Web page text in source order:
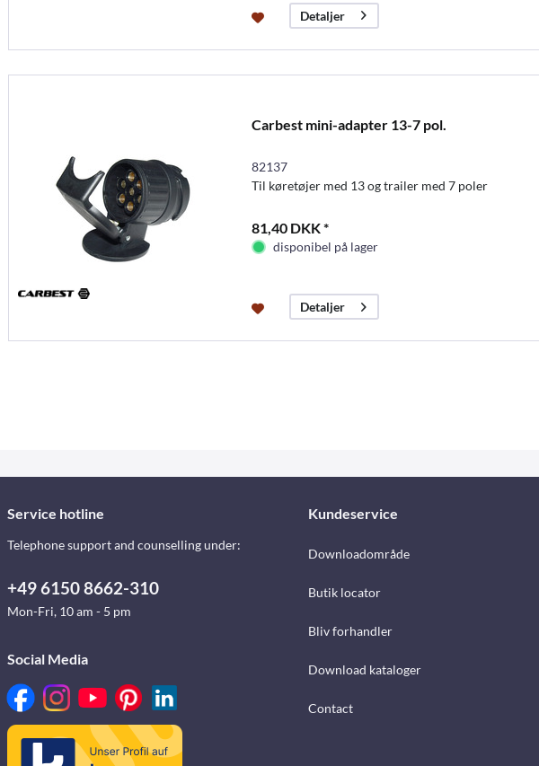
Detaljer
Carbest mini-adapter 13-7 pol.
82137
Til køretøjer med 13 og trailer med 7 poler
81,40 DKK *
disponibel på lager
Detaljer
Service hotline
Telephone support and counselling under:
+49 6150 8662-310
Mon-Fri, 10 am - 5 pm
Social Media
Kundeservice
Downloadområde
Butik locator
Bliv forhandler
Download kataloger
Contact